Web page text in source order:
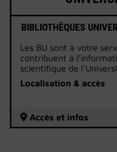
BIBLIOTHÈQUES
Les BU sont à votre
contribuent à
scientifique de
Localisation & accès
universitaires sont
internet des BU.
Accès et infos